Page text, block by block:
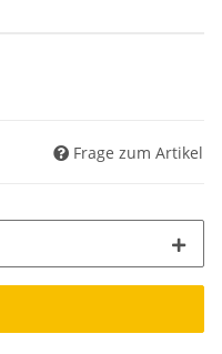
Frage zum Artikel